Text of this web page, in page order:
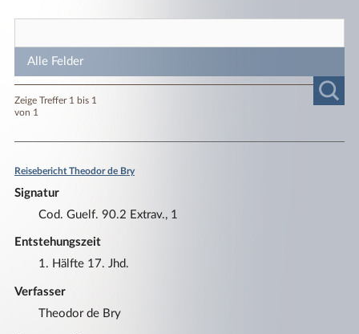
Zeige Treffer 1 bis 1
von 1
Reisebericht Theodor de Bry
Signatur
Cod. Guelf. 90.2 Extrav., 1
Entstehungszeit
1. Hälfte 17. Jhd.
Verfasser
Theodor de Bry